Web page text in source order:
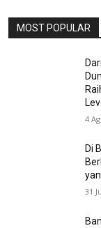
MOST POPULAR
4
Di
31